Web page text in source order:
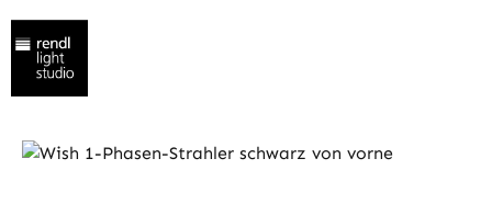
Bildergalerie überspringen